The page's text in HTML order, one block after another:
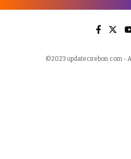
©2023 updatecirebon.com -